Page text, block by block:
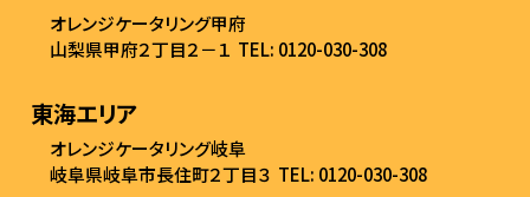
オレンジケータリング甲府
山梨県甲府２丁目２－１ TEL: 0120-030-308
東海エリア
オレンジケータリング岐阜
岐阜県岐阜市長住町２丁目３ TEL: 0120-030-308